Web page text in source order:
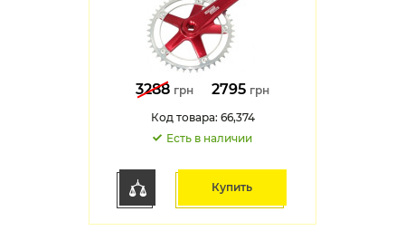
3288 грн 2795 грн
Код товара: 66,374
Есть в наличии
Купить